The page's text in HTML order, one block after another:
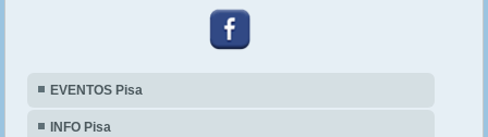
EVENTOS Pisa
INFO Pisa